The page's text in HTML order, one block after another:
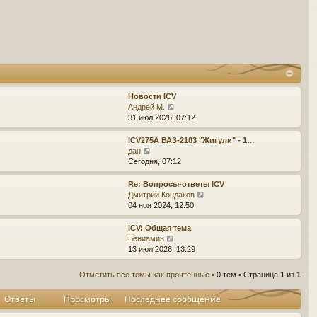
Новости ICV
Андрей М.
е
р
е
т
и
о
е
н
м
с
о
31 июл 2026, 07:12
ICV275A ВАЗ-2103 "Жигули" - 1…
дан
е
р
е
й
т
и
к
о
е
д
н
е
Сегодня, 07:12
Re: Вопросы-ответы ICV
Дмитрий Кондаков
р
и
п
о
с
л
04 ноя 2024, 12:50
ICV: Общая тема
Вениамин
е
р
й
т
и
к
13 июл 2026, 13:29
Отметить все темы как прочтённые • 0 тем • Страница 1 из 1
Ответы Просмотры Последнее сообщение